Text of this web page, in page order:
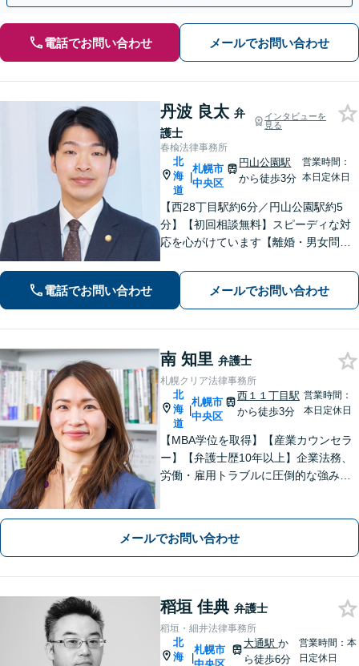
電話でお問い合わせ メールでお問い合わせ
丹波 良太 弁
護士
インタビューを
見る
春楡法律事務所
北
海
道
|
札幌市
中央区
円山公園駅
から徒歩3分
営業時間：
本日定休日
【西28丁目駅約6分／円山公園駅約5
分】【初回相談無料】スピーディな対
応を心がけています【離婚・男女問
に強い【相続】分割協議や調停の実績
電話でお問い合わせ メールでお問い合わせ
南 知里 弁護士
札幌クリア法律事務所
北
海
道
|
札幌市
中央区
西１１丁目駅
から徒歩3分
営業時間：
本日定休日
【MBA学位を取得】【産業カウンセラ
ー】【弁護士歴10年以上】企業法務、
労働・雇用トラブルに圧倒的な強みあ
い説明【初回相談無料】
メールでお問い合わせ
稻垣 佳典 弁護士
稻垣・細井法律事務所
北
海
|
札幌市
大通駅 か
ら徒歩6分
営業時間：本
日定休日